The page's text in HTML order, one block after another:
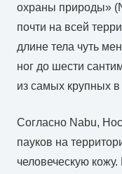
охраны природы»
почти на всей
длине тела чуть
ног до шести
из самых крупных
Согласно Nabu,
пауков на
человеческую